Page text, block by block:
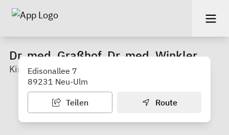
Dr. med. Graßhof, Dr. med. Winkler
Kinderärzte im Wiley
Edisonallee 7
89231 Neu-Ulm
Teilen Route